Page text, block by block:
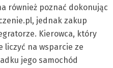
również poznać dokonując
jednak zakup
Kierowca, który
liczyć na wsparcie ze
jego samochód